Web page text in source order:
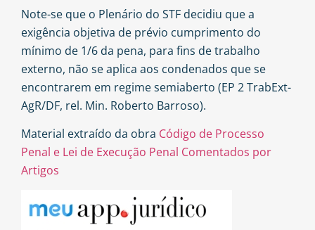
Note-se que o Plenário do STF decidiu que a
exigência objetiva de prévio cumprimento do
mínimo de 1/6 da pena, para fins de trabalho
externo, não se aplica aos condenados que se
encontrarem em regime semiaberto (EP 2 TrabExt-
AgR/DF, rel. Min. Roberto Barroso).
Material extraído da obra Código de Processo
Penal e Lei de Execução Penal Comentados por
Artigos